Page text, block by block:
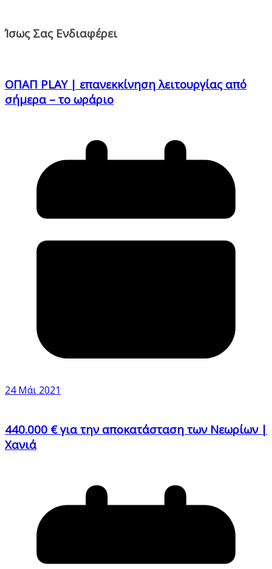
Ίσως Σας Ενδιαφέρει
ΟΠΑΠ PLAY | επανεκκίνηση λειτουργίας από
σήμερα – το ωράριο
24 Μάι 2021
440.000 € για την αποκατάσταση των Νεωρίων |
Χανιά